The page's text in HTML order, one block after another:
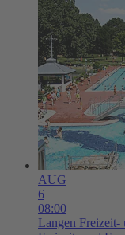
AUG
6
08:00
Langen Freizeit-